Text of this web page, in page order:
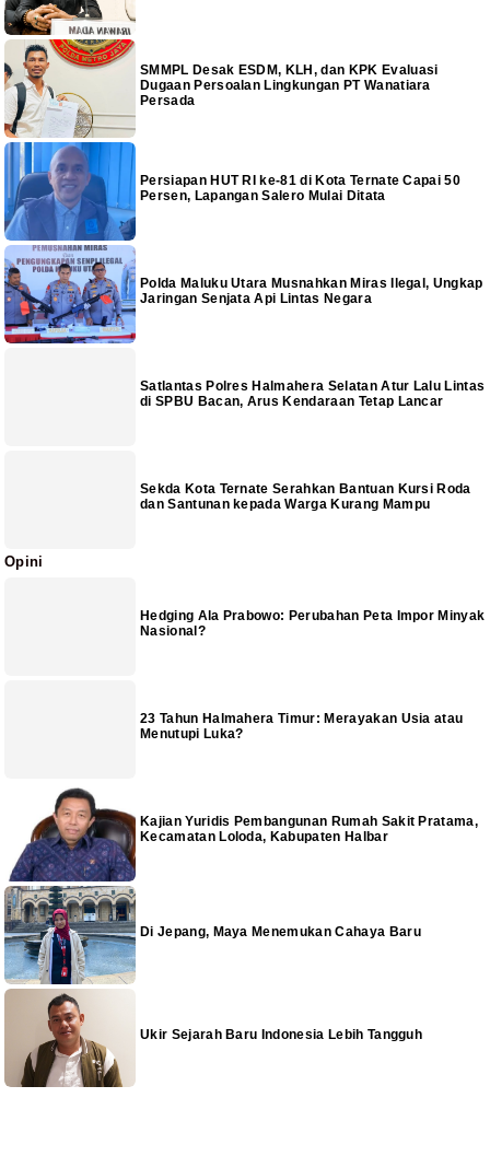
SMMPL Desak ESDM, KLH, dan KPK Evaluasi
Dugaan Persoalan Lingkungan PT Wanatiara
Persada
Persiapan HUT RI ke-81 di Kota Ternate Capai 50
Persen, Lapangan Salero Mulai Ditata
Polda Maluku Utara Musnahkan Miras Ilegal, Ungkap
Jaringan Senjata Api Lintas Negara
Satlantas Polres Halmahera Selatan Atur Lalu Lintas
di SPBU Bacan, Arus Kendaraan Tetap Lancar
Sekda Kota Ternate Serahkan Bantuan Kursi Roda
dan Santunan kepada Warga Kurang Mampu
Opini
Hedging Ala Prabowo: Perubahan Peta Impor Minyak
Nasional?
23 Tahun Halmahera Timur: Merayakan Usia atau
Menutupi Luka?
Kajian Yuridis Pembangunan Rumah Sakit Pratama,
Kecamatan Loloda, Kabupaten Halbar
Di Jepang, Maya Menemukan Cahaya Baru
Ukir Sejarah Baru Indonesia Lebih Tangguh